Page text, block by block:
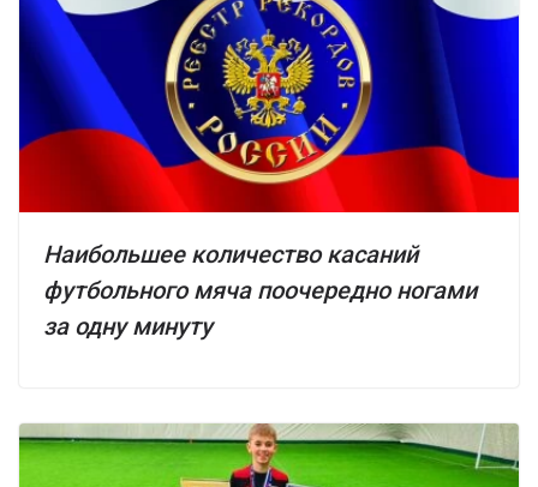
Наибольшее количество касаний
футбольного мяча поочередно ногами
за одну минуту